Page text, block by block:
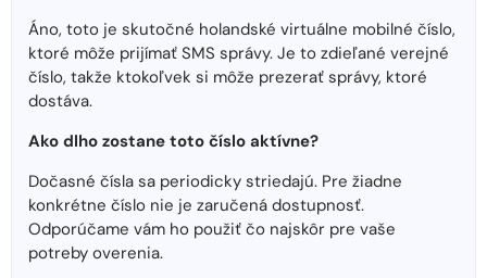
Áno, toto je skutočné holandské virtuálne mobilné číslo,
ktoré môže prijímať SMS správy. Je to zdieľané verejné
číslo, takže ktokoľvek si môže prezerať správy, ktoré
dostáva.
Ako dlho zostane toto číslo aktívne?
Dočasné čísla sa periodicky striedajú. Pre žiadne
konkrétne číslo nie je zaručená dostupnosť.
Odporúčame vám ho použiť čo najskôr pre vaše
potreby overenia.